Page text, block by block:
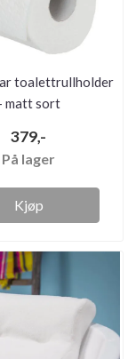
toalettrullholder
matt sort
379,-
På lager
Kjøp